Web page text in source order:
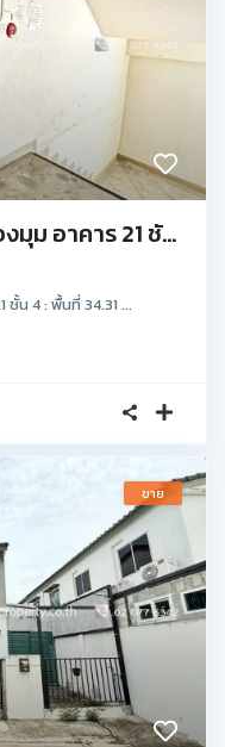
มุม อาคาร 21 ชั...
ชั้น 4 : พื้นที่ 34.31 ...
ขาย